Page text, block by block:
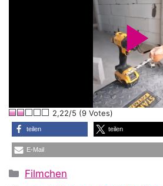
P
l
a
2,22/5 (9 Votes)
teilen teilen
E-Mail
Kategorien
Filmchen